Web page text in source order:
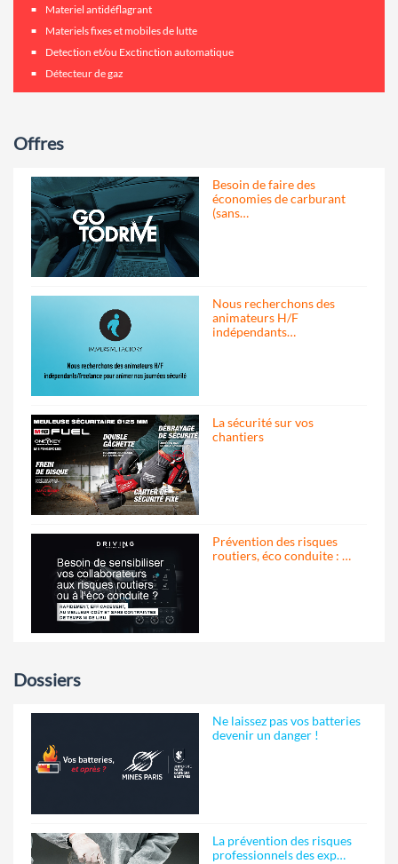
Materiel antidéflagrant
Materiels fixes et mobiles de lutte
Detection et/ou Exctinction automatique
Détecteur de gaz
Offres
Besoin de faire des
économies de carburant
(sans…
Nous recherchons des
animateurs H/F
indépendants…
La sécurité sur vos
chantiers
Prévention des risques
routiers, éco conduite : …
Dossiers
Ne laissez pas vos batteries
devenir un danger !
La prévention des risques
professionnels des exp…